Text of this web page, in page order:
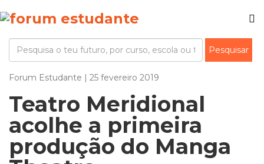
Forum Estudante | 25 fevereiro 2019
Teatro Meridional
acolhe a primeira
produção do Manga